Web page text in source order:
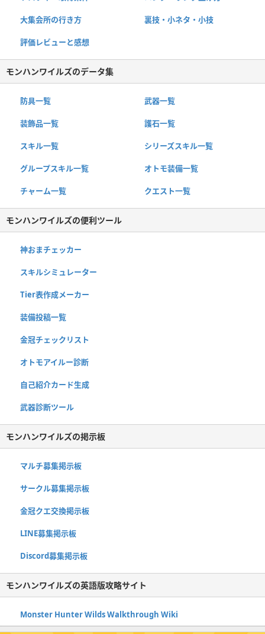
大集会所の行き方 裏技・小ネタ・小技
評価レビューと感想
モンハンワイルズのデータ集
防具一覧 武器一覧
装飾品一覧 護石一覧
スキル一覧 シリーズスキル一覧
グループスキル一覧 オトモ装備一覧
チャーム一覧 クエスト一覧
モンハンワイルズの便利ツール
神おまチェッカー
スキルシミュレーター
Tier表作成メーカー
装備投稿一覧
金冠チェックリスト
オトモアイルー診断
自己紹介カード生成
武器診断ツール
モンハンワイルズの掲示板
マルチ募集掲示板
サークル募集掲示板
金冠クエ交換掲示板
LINE募集掲示板
Discord募集掲示板
モンハンワイルズの英語版攻略サイト
Monster Hunter Wilds Walkthrough Wiki